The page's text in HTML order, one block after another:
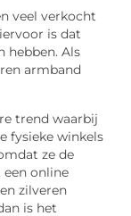
veel verkocht
is dat
hebben. Als
armband
trend waarbij
fysieke winkels
ze de
online
zilveren
is het